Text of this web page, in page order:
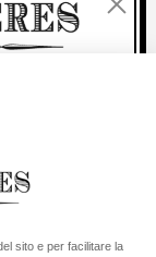
di vendita
Chiudi